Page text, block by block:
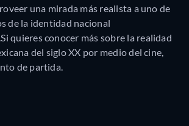
una mirada más realista a uno de
de la identidad nacional
quieres conocer más sobre la realidad
del siglo XX por medio del cine,
de partida.